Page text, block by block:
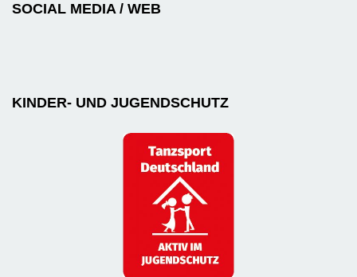
SOCIAL MEDIA / WEB
KINDER- UND JUGENDSCHUTZ